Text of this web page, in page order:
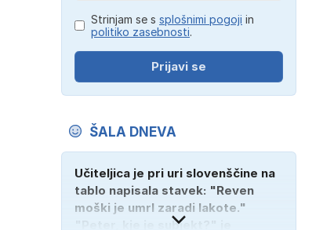
Strinjam se s splošnimi pogoji in
politiko zasebnosti.
Prijavi se
ŠALA DNEVA
Učiteljica je pri uri slovenščine na
tablo napisala stavek: "Reven
moški je umrl zaradi lakote."
"Peter, kje je subjekt?" je